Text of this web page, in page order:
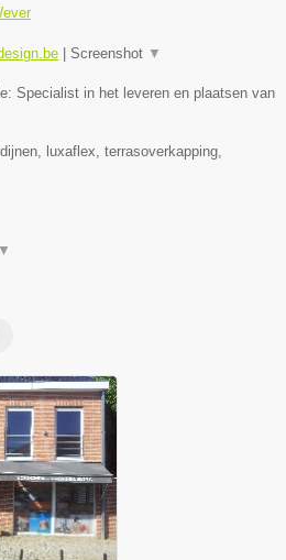
| Screenshot ▼
Specialist in het leveren en plaatsen van
luxaflex, terrasoverkapping,
▼